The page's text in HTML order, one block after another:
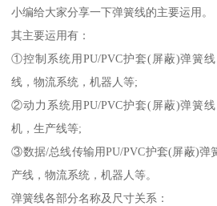
小编给大家分享一下弹簧线的主要运用。
其主要运用有：
①控制系统用PU/PVC护套(屏蔽)弹簧
线，物流系统，机器人等;
②动力系统用PU/PVC护套(屏蔽)弹簧
机，生产线等;
③数据/总线传输用PU/PVC护套(屏蔽)弹
产线，物流系统，机器人等。
弹簧线各部分名称及尺寸关系：